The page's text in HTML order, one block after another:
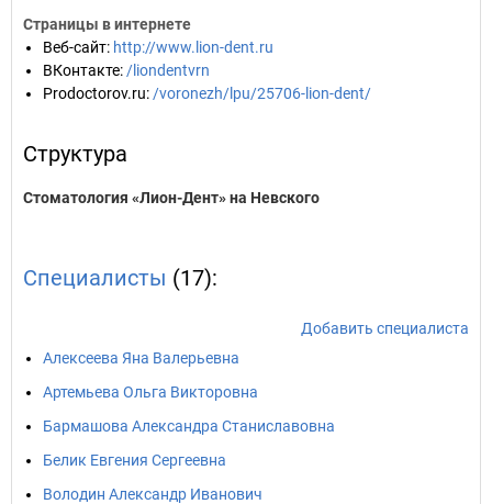
Страницы в интернете
Веб-сайт: http://www.lion-dent.ru
ВКонтакте: /liondentvrn
Prodoctorov.ru: /voronezh/lpu/25706-lion-dent/
Структура
Стоматология «Лион-Дент» на Невского
Специалисты (17):
Добавить специалиста
Алексеева Яна Валерьевна
Артемьева Ольга Викторовна
Бармашова Александра Станиславовна
Белик Евгения Сергеевна
Володин Александр Иванович